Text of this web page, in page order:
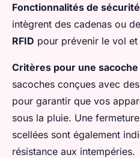
Fonctionnalités de sécurité
intègrent des cadenas ou
RFID pour prévenir le vol
Critères pour une
sacoches conçues avec
pour garantir que vos
sous la pluie. Une
scellées sont également
résistance aux intempéries.